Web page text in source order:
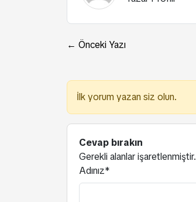
← Önceki Yazı
İlk yorum yazan siz olun.
Cevap bırakın
Gerekli alanlar işaretlenmiştir.
Adınız*